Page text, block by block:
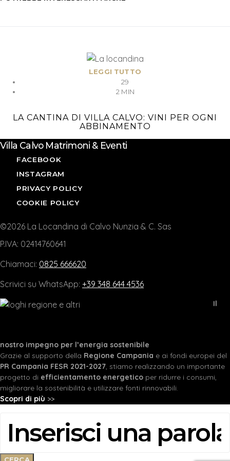
LEGGI TUTTO
29
2 MIN
LA CANTINA DI VILLA CALVO: VINI PER OGNI
ABBINAMENTO
Villa Calvo Matrimoni & Eventi
FACEBOOK
INSTAGRAM
PRIVACY POLICY
COOKIE POLICY
©2026 La Locandina di Calvo Nunzia & C. Sas
P.IVA: 02414760641
Chiamaci: 0825 666620
Scrivici su WhatsApp: +39 348 644 4536
Il
nostro impegno per l’energia sostenibile
Grazie al supporto della Regione Campania e ai fondi europei del
PR Campania FESR 2021-2027, stiamo realizzando un importante
progetto di efficientamento energetico per ridurre i consumi,
migliorare la sostenibilità e utilizzare fonti rinnovabili.
Scopri di più >>